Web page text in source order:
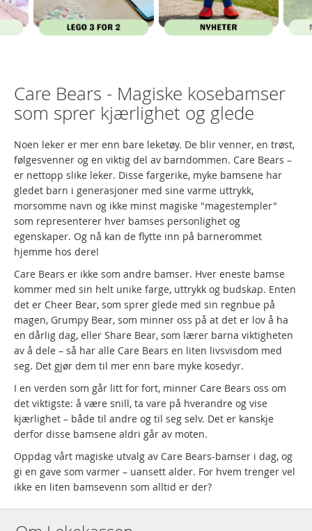
Care Bears - Magiske kosebamser
som sprer kjærlighet og glede
Noen leker er mer enn bare leketøy. De blir venner, en trøst,
følgesvenner og en viktig del av barndommen. Care Bears –
er nettopp slike leker. Disse fargerike, myke bamsene har
gledet barn i generasjoner med sine varme uttrykk,
morsomme navn og ikke minst magiske "magestempler"
som representerer hver bamses personlighet og
egenskaper. Og nå kan de flytte inn på barnerommet
hjemme hos dere!
Care Bears er ikke som andre bamser. Hver eneste bamse
kommer med sin helt unike farge, uttrykk og budskap. Enten
det er Cheer Bear, som sprer glede med sin regnbue på
magen, Grumpy Bear, som minner oss på at det er lov å ha
en dårlig dag, eller Share Bear, som lærer barna viktigheten
av å dele – så har alle Care Bears en liten livsvisdom med
seg. Det gjør dem til mer enn bare myke kosedyr.
I en verden som går litt for fort, minner Care Bears oss om
det viktigste: å være snill, ta vare på hverandre og vise
kjærlighet – både til andre og til seg selv. Det er kanskje
derfor disse bamsene aldri går av moten.
Oppdag vårt magiske utvalg av Care Bears-bamser i dag, og
gi en gave som varmer – uansett alder. For hvem trenger vel
ikke en liten bamsevenn som alltid er der?